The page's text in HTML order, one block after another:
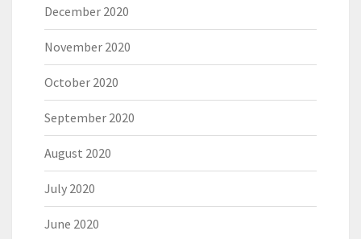
December 2020
November 2020
October 2020
September 2020
August 2020
July 2020
June 2020